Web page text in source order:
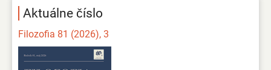
Aktuálne číslo
Filozofia 81 (2026), 3